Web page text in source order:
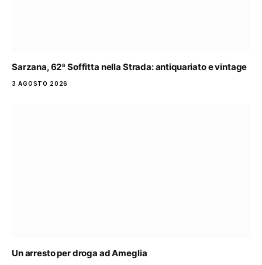
Sarzana, 62ª Soffitta nella Strada: antiquariato e vintage
3 AGOSTO 2026
Un arresto per droga ad Ameglia